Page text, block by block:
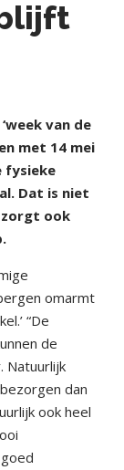
van de
met 14 mei
fysieke
Dat is niet
zorgt ook
omarmt
“De
de
Natuurlijk
dan
ook heel